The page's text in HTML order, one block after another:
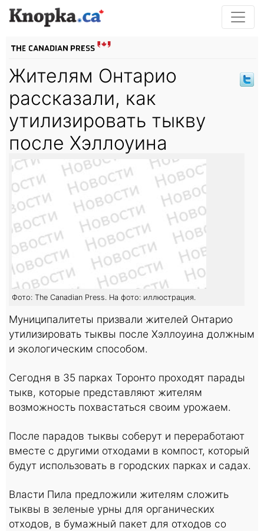
Жителям Онтарио
рассказали, как
утилизировать тыкву
после Хэллоуина
Фото: The Canadian Press. На фото: иллюстрация.
Муниципалитеты призвали жителей Онтарио
утилизировать тыквы после Хэллоуина должным
и экологическим способом.
Сегодня в 35 парках Торонто проходят парады
тыкв, которые представляют жителям
возможность похвастаться своим урожаем.
После парадов тыквы соберут и переработают
вместе с другими отходами в компост, который
будут использовать в городских парках и садах.
Власти Пила предложили жителям сложить
тыквы в зеленые урны для органических
отходов, в бумажный пакет для отходов со